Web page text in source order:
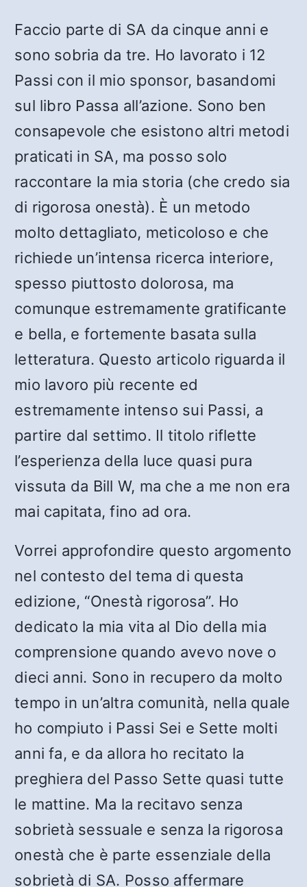
Faccio parte di SA da cinque anni e
sono sobria da tre. Ho lavorato i 12
Passi con il mio sponsor, basandomi
sul libro Passa all’azione. Sono ben
consapevole che esistono altri metodi
praticati in SA, ma posso solo
raccontare la mia storia (che credo sia
di rigorosa onestà). È un metodo
molto dettagliato, meticoloso e che
richiede un’intensa ricerca interiore,
spesso piuttosto dolorosa, ma
comunque estremamente gratificante
e bella, e fortemente basata sulla
letteratura. Questo articolo riguarda il
mio lavoro più recente ed
estremamente intenso sui Passi, a
partire dal settimo. Il titolo riflette
l’esperienza della luce quasi pura
vissuta da Bill W, ma che a me non era
mai capitata, fino ad ora.
Vorrei approfondire questo argomento
nel contesto del tema di questa
edizione, “Onestà rigorosa”. Ho
dedicato la mia vita al Dio della mia
comprensione quando avevo nove o
dieci anni. Sono in recupero da molto
tempo in un’altra comunità, nella quale
ho compiuto i Passi Sei e Sette molti
anni fa, e da allora ho recitato la
preghiera del Passo Sette quasi tutte
le mattine. Ma la recitavo senza
sobrietà sessuale e senza la rigorosa
onestà che è parte essenziale della
sobrietà di SA. Posso affermare